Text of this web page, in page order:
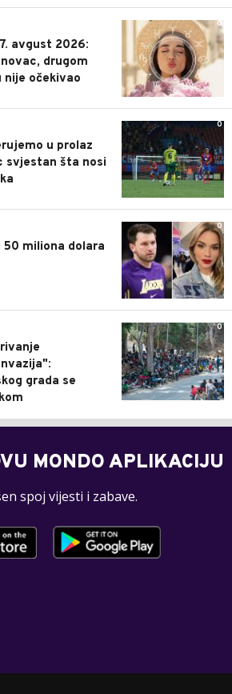
0
avgust 2026:
drugom
nije očekivao
0
u prolaz
svjestan šta nosi
0
miliona dolara
0
grada se
MONDO APLIKACIJU
spoj vijesti i zabave.